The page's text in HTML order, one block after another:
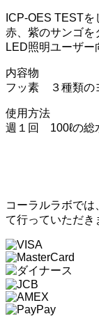
ICP-OES TEST
赤、紫のサンゴを
LED照明ユーザ
内容物
フッ素 ３種類
使用方法
週１回 100ℓの総
コーラルラボで
て行っていただき